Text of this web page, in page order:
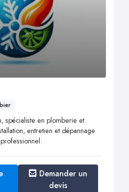
spécialiste en plomberie et
entretien et dépannage
Demander un
devis